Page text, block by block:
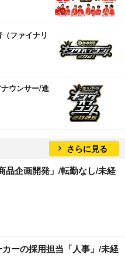
（ファイナリ
ウンサー/進
さらに見る
品企画開発」/転勤なし/未経
ーの採用担当「人事」/未経